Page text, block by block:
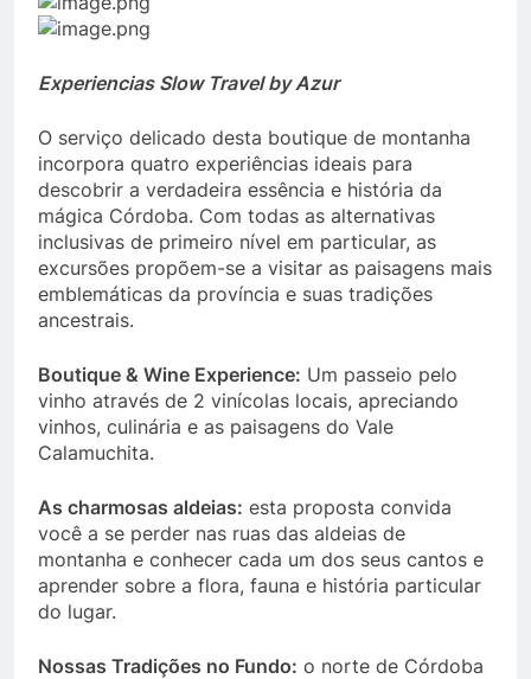
Experiencias Slow Travel by Azur
O serviço delicado desta boutique de montanha
incorpora quatro experiências ideais para
descobrir a verdadeira essência e história da
mágica Córdoba. Com todas as alternativas
inclusivas de primeiro nível em particular, as
excursões propõem-se a visitar as paisagens mais
emblemáticas da província e suas tradições
ancestrais.
Boutique & Wine Experience: Um passeio pelo
vinho através de 2 vinícolas locais, apreciando
vinhos, culinária e as paisagens do Vale
Calamuchita.
As charmosas aldeias: esta proposta convida
você a se perder nas ruas das aldeias de
montanha e conhecer cada um dos seus cantos e
aprender sobre a flora, fauna e história particular
do lugar.
Nossas Tradições no Fundo: o norte de Córdoba